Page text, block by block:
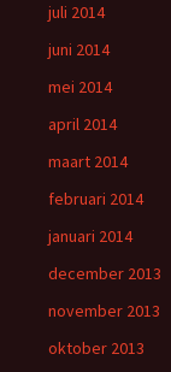
juli 2014
juni 2014
mei 2014
april 2014
maart 2014
februari 2014
januari 2014
december 2013
november 2013
oktober 2013